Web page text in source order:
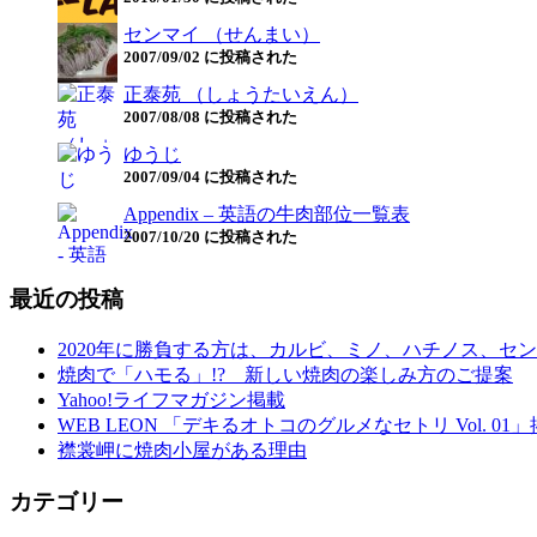
センマイ （せんまい）
2007/09/02 に投稿された
正泰苑 （しょうたいえん）
2007/08/08 に投稿された
ゆうじ
2007/09/04 に投稿された
Appendix – 英語の牛肉部位一覧表
2007/10/20 に投稿された
最近の投稿
2020年に勝負する方は、カルビ、ミノ、ハチノス、セ
焼肉で「ハモる」!? 新しい焼肉の楽しみ方のご提案
Yahoo!ライフマガジン掲載
WEB LEON 「デキるオトコのグルメなセトリ Vol. 01」
襟裳岬に焼肉小屋がある理由
カテゴリー